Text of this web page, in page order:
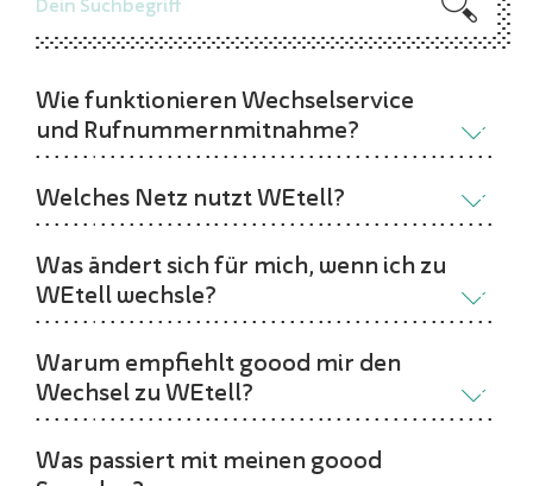
Wie funktionieren Wechselservice
und Rufnummernmitnahme?
Welches Netz nutzt WEtell?
Was ändert sich für mich, wenn ich zu
WEtell wechsle?
Warum empfiehlt goood mir den
Wechsel zu WEtell?
Was passiert mit meinen goood